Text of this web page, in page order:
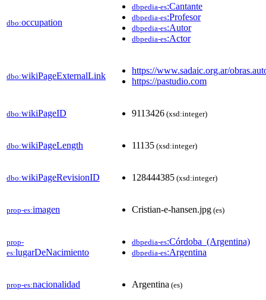
dbo:occupation
dbpedia-es:Cantante
dbpedia-es:Profesor
dbpedia-es:Autor
dbpedia-es:Actor
dbo:wikiPageExternalLink
https://www.sadaic.org.ar/
https://pastudio.com
dbo:wikiPageID 9113426 (xsd:integer)
dbo:wikiPageLength 11135 (xsd:integer)
dbo:wikiPageRevisionID 128444385 (xsd:integer)
prop-es:imagen Cristian-e-hansen.jpg (es)
prop-
es:lugarDeNacimiento
dbpedia-es:Córdoba_(Argentina)
dbpedia-es:Argentina
prop-es:nacionalidad Argentina (es)